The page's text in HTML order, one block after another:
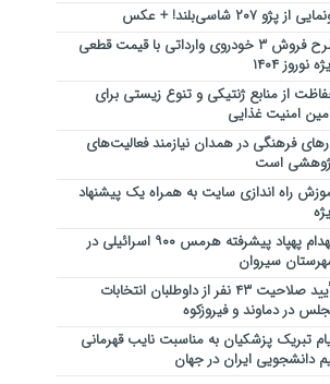
از پژو ۲۰۷ شاسی‌بلند! + عکس
طرح فروش ۳ خودروی وارداتی با قیمت قطعی
نوروز ۱۴۰۴
از منابع ژنتیکی و تنوع زیستی برای
امنیت غذایی
فرهنگی در همدان نیازمند فعالیت‌های
است
راه اندازی سایت به همراه یک پیشنهاد
انهدام پهپاد پیشرفته هرمس ۹۰۰ اسرائیلی در
سیروان
تأیید صلاحیت ۴۳ نفر از داوطلبان انتخابات
در دماوند و فیروزکوه
تبریک پزشکیان به مناسبت نایب قهرمانی
دانشجویی ایران در جهان